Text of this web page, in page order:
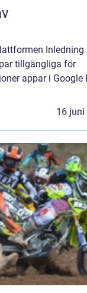
Inledning
tillgängliga för
appar i Google
16 juni